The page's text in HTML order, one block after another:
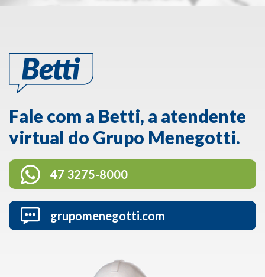
Fale com a Betti, a atendente
virtual do Grupo Menegotti.
47 3275-8000
grupomenegotti.com